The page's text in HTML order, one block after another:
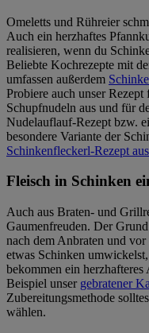
Omeletts und Rühreier
Auch ein herzhaftes
realisieren, wenn du
Beliebte Kochrezepte mit
umfassen außerdem
Probiere auch unser Rezept
Schupfnudeln aus und für
Nudelauflauf-Rezept bzw.
besondere Variante der
Schinkenfleckerl-Rezept
Fleisch in Schinken
Auch aus Braten- und
Gaumenfreuden. Der
nach dem Anbraten und
etwas Schinken
bekommen ein
Beispiel unser gebratener
Zubereitungsmethode
wählen.